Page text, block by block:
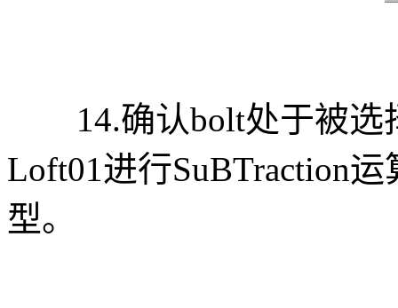
14.确认bolt处于被选
Loft01进行SuBTraction
型。